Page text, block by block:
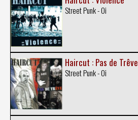
Street Punk - Oi
Haircut : Pas de Trêve
Street Punk - Oi